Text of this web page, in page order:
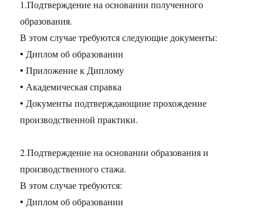
1.Подтверждение на основании полученного
образования.
В этом случае требуются следующие документы:
• Диплом об образовании
• Приложение к Диплому
• Академическая справка
• Документы подтверждающиие прохождение
производственной практики.
2.Подтверждение на основании образования и
производственного стажа.
В этом случае требуются:
• Диплом об образовании